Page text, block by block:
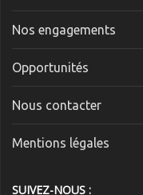
Nos engagements
Opportunités
Nous contacter
Mentions légales
SUIVEZ-NOUS :